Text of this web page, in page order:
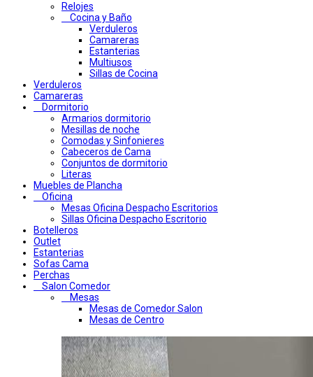
Relojes
Cocina y Baño
Verduleros
Camareras
Estanterias
Multiusos
Sillas de Cocina
Verduleros
Camareras
Dormitorio
Armarios dormitorio
Mesillas de noche
Comodas y Sinfonieres
Cabeceros de Cama
Conjuntos de dormitorio
Literas
Muebles de Plancha
Oficina
Mesas Oficina Despacho Escritorios
Sillas Oficina Despacho Escritorio
Botelleros
Outlet
Estanterias
Sofas Cama
Perchas
Salon Comedor
Mesas
Mesas de Comedor Salon
Mesas de Centro